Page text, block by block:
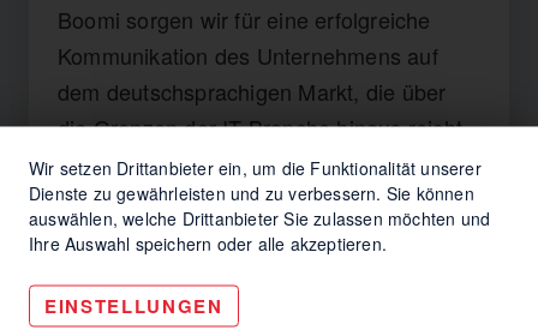
Boomi sorgen wir für eine erfolgreiche
Kommunikation des Unternehmens auf
dem deutschsprachigen Markt, die über
die Grenzen der IT-Branche hinaus reicht.
Wir setzen Drittanbieter ein, um die Funktionalität unserer
Dienste zu gewährleisten und zu verbessern. Sie können
auswählen, welche Drittanbieter Sie zulassen möchten und
Ihre Auswahl speichern oder alle akzeptieren.
EINSTELLUNGEN